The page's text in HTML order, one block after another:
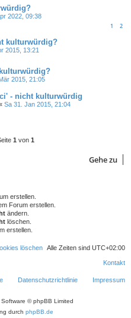
2022, 09:38
1 2
kulturwürdig?
2015, 13:21
2015, 21:05
- nicht kulturwürdig
Sa 31. Jan 2015, 21:04
1 von 1
Gehe zu
erstellen.
Forum erstellen.
ändern.
löschen.
erstellen.
Alle Zeiten sind UTC+02:00
löschen
Kontakt
Impressum
Datenschutzrichtlinie
© phpBB Limited
durch phpBB.de